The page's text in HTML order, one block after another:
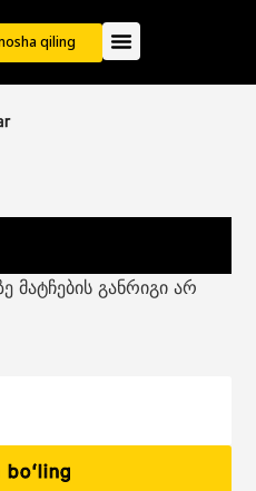
qiling
მატჩების განრიგი არ
boʻling